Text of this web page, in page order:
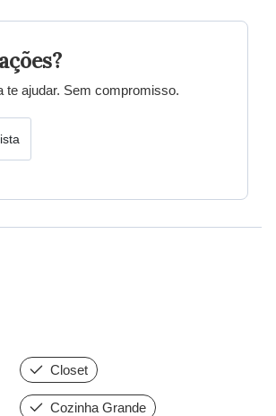
te ajudar. Sem compromisso.
Closet
Cozinha Grande